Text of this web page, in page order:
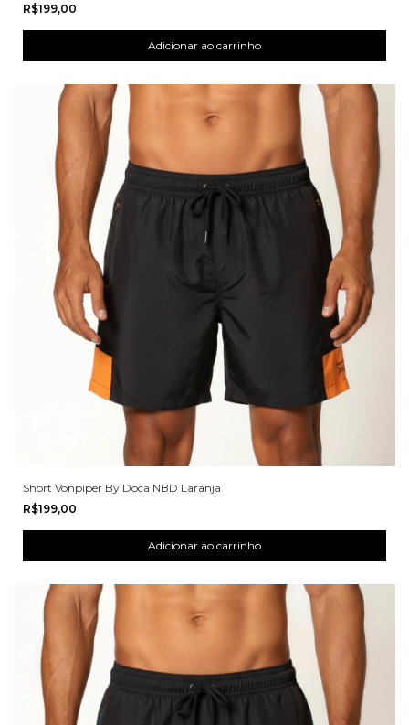
R$199,00
Short Vonpiper By Doca NBD Laranja
R$199,00